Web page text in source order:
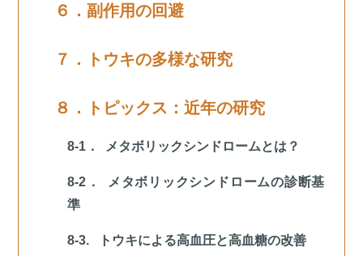
６．副作用の回避
７．トウキの多様な研究
８．トピックス：近年の研究
8-1． メタボリックシンドロームとは？
8-2． メタボリックシンドロームの診断基
準
8-3. トウキによる高血圧と高血糖の改善